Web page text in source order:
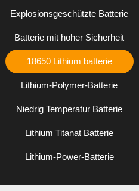
Explosionsgeschützte Batterie
Batterie mit hoher Sicherheit
18650 Lithium batterie
Lithium-Polymer-Batterie
Niedrig Temperatur Batterie
Lithium Titanat Batterie
Lithium-Power-Batterie